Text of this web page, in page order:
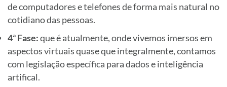
de computadores e telefones de forma mais natural no
cotidiano das pessoas.
4ª Fase:que é atualmente, onde vivemos imersos em
aspectos virtuais quase que integralmente, contamos
com legislação específica para dados e inteligência
artifical.